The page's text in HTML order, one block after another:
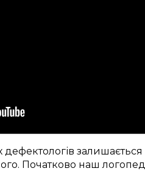
залишається
Початково наш логопед